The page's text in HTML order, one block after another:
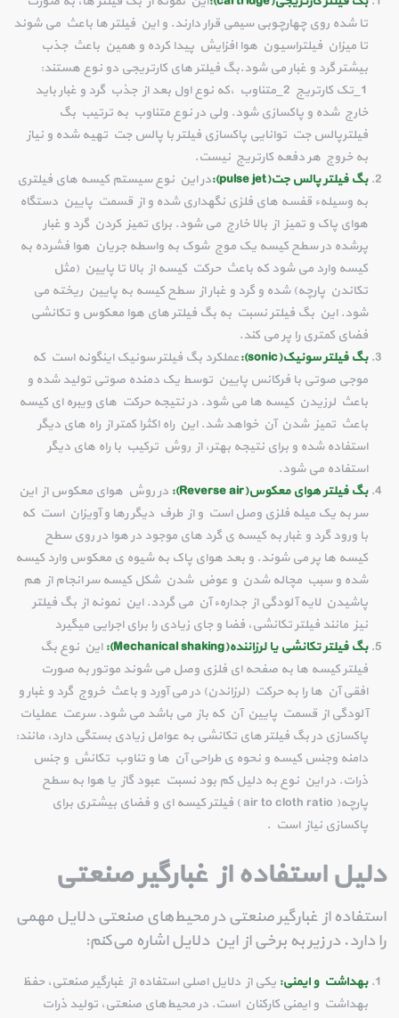
تا شده روی چهارچوبی سیمی قرار دارند. و این فیلتر ها باعث می شوند
تا میزان فیلتراسیون هوا افزایش پیدا کرده و همین باعث جذب
بیشتر گرد و غبار می شود.بگ فیلتر های کارتریجی دو نوع هستند:
1_تک کارتریج 2_متناوب ،که نوع اول بعد از جذب گرد و غبار باید
خارج شده و پاکسازی شود. ولی در نوع متناوب به ترتیب بگ
فیلترپالس جت توانایی پاکسازی فیلتر با پالس جت تهیه شده و نیاز
به خروج هر دفعه کارتریج نیست.
بگ فیلتر پالس جت(pulse jet
):در این نوع سیستم کیسه های فیلتری
به وسیلهء قفسه های فلزی نگهداری شده و از قسمت پایین دستگاه
هوای پاک و تمیز از بالا خارج می شود. برای تمیز کردن گرد و غبار
پرشده در سطح کیسه یک موج شوک به واسطه جریان هوا فشرده به
کیسه وارد می شود که باعث حرکت کیسه از بالا تا پایین (مثل
تکاندن پارچه) شده و گرد و غبار از سطح کیسه به پایین ریخته می
شود. این بگ فیلتر نسبت به بگ فیلتر های هوا معکوس و تکانشی
فضای کمتری را پر می کند.
بگ فیلتر سونیک(sonic
):عملکرد بگ فیلتر سونیک اینگونه است که
موجی صوتی با فرکانس پایین توسط یک دمنده صوتی تولید شده و
باعث لرزیدن کیسه ها می شود. در نتیجه حرکت های ویبره ای کیسه
باعث تمیز شدن آن خواهد شد. این راه اکثرا کمتر از راه های دیگر
استفاده شده و برای نتیجه بهتر، از روش ترکیب با راه های دیگر
استفاده می شود.
بگ فیلتر هوای معکوس(Reverse air):
در روش هوای معکوس از این
سر به یک میله فلزی وصل است و از طرف دیگر رها و آویزان است که
با ورود گرد و غبار به کیسه ی گرد های موجود در هوا در روی سطح
کیسه ها پر می شوند. و بعد هوای پاک به شیوه ی معکوس وارد کیسه
شده و سبب مچاله شدن و عوض شدن شکل کیسه سر انجام از هم
پاشیدن لایه آلودگی از جدارهء آن می گردد. این نمونه از بگ فیلتر
نیز مانند فیلتر تکانشی، فضا و جای زیادی را برای اجرایی میگیرد
بگ فیلتر تکانشی یا لرزاننده(Mechanical shaking):
این نوع بگ
فیلتر کیسه ها به صفحه ای فلزی وصل می شوند موتور به صورت
افقی آن ها را به حرکت (لرزاندن) در می آورد و باعث خروج گرد و غبار و
آلودگی از قسمت پایین آن که باز می باشد می شود. سرعت عملیات
پاکسازی در بگ فیلتر های تکانشی به عوامل زیادی بستگی دارد، مانند:
دامنه وجنس کیسه و نحوه ی طراحی آن ها و تناوب تکانش و جنس
ذرات. در این نوع به دلیل کم بود نسبت عبود گاز یا هوا به سطح
پارچه( air to cloth ratio ) فیلتر کیسه ای و فضای بیشتری برای
پاکسازی نیاز است .
دلیل استفاده از غبارگیر صنعتی
استفاده از غبارگیر صنعتی در محیط‌های صنعتی دلایل مهمی
را دارد. در زیر به برخی از این دلایل اشاره می‌کنم:
بهداشت و ایمنی: یکی از دلایل اصلی استفاده از غبارگیر صنعتی، حفظ
بهداشت و ایمنی کارکنان است. در محیط‌های صنعتی، تولید ذرات